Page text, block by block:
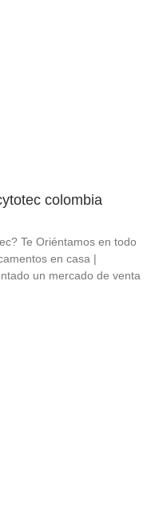
colombia
Te Oriéntamos en todo
en casa |
un mercado de venta